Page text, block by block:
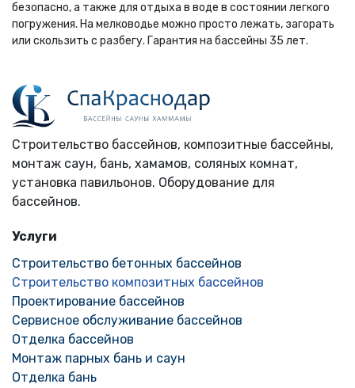
безопасно, а также для отдыха в воде в состоянии легкого
погружения. На мелководье можно просто лежать, загорать
или скользить с разбегу. Гарантия на бассейны 35 лет.
Строительство бассейнов, композитные бассейны,
монтаж саун, бань, хамамов, соляных комнат,
установка павильонов. Оборудование для
бассейнов.
Услуги
Строительство бетонных бассейнов
Строительство композитных бассейнов
Проектирование бассейнов
Сервисное обслуживание бассейнов
Отделка бассейнов
Монтаж парных бань и саун
Отделка бань